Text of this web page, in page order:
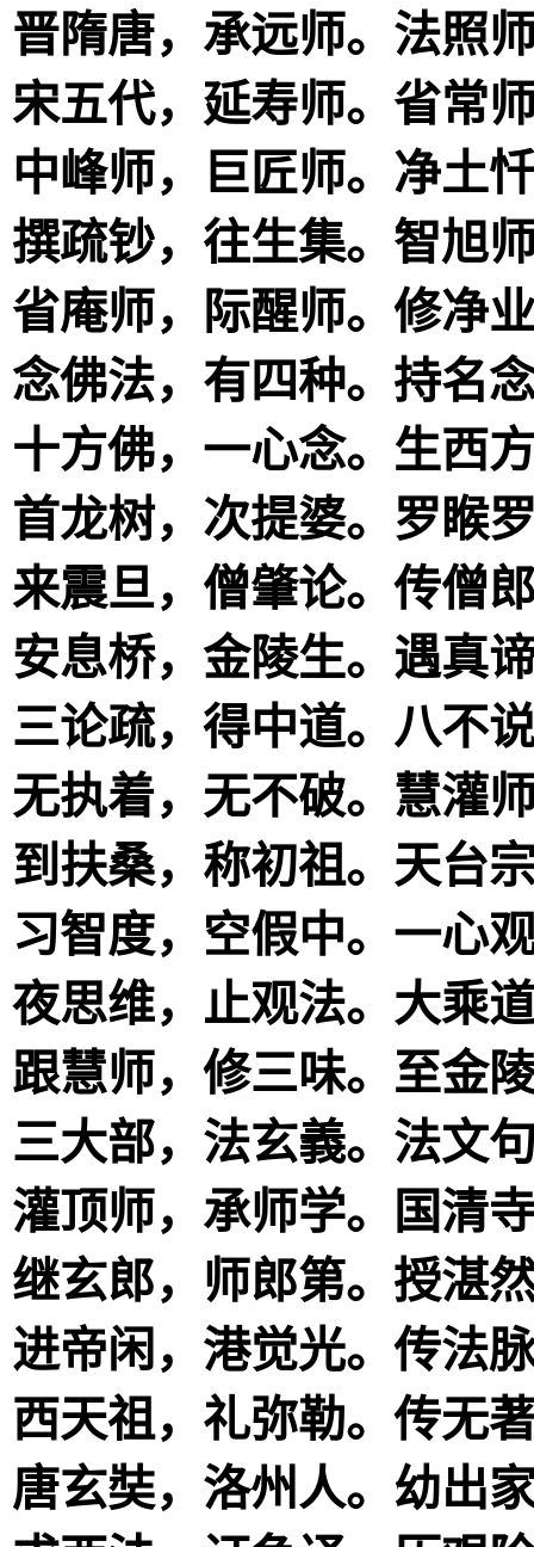
晋隋唐，承远师。法照
宋五代，延寿师。省常
中峰师，巨匠师。净土
撰疏钞，往生集。智旭
省庵师，际醒师。修净
念佛法，有四种。持名
十方佛，一心念。生西
首龙树，次提婆。罗睺
来震旦，僧肇论。传僧
安息桥，金陵生。遇真
三论疏，得中道。八不
无执着，无不破。慧灌
到扶桑，称初祖。天台
习智度，空假中。一心
夜思维，止观法。大乘
跟慧师，修三味。至金
三大部，法玄義。法文
灌顶师，承师学。国清
继玄郎，师郎第。授湛
进帝闲，港觉光。传法
西天祖，礼弥勒。传无
唐玄奘，洛州人。幼出